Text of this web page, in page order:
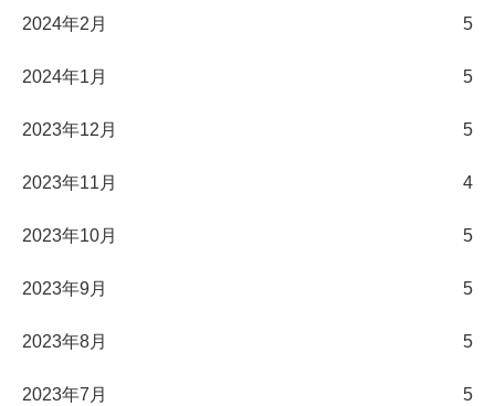
2024年2月 5
2024年1月 5
2023年12月 5
2023年11月 4
2023年10月 5
2023年9月 5
2023年8月 5
2023年7月 5